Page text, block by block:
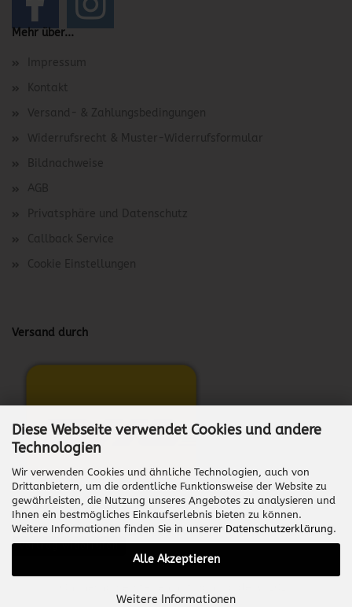
Diese Webseite verwendet Cookies und andere
Technologien
Wir verwenden Cookies und ähnliche Technologien, auch von
Drittanbietern, um die ordentliche Funktionsweise der Website zu
gewährleisten, die Nutzung unseres Angebotes zu analysieren und
Ihnen ein bestmögliches Einkaufserlebnis bieten zu können.
Weitere Informationen finden Sie in unserer Datenschutzerklärung.
Alle Akzeptieren
Weitere Informationen
Mehr über...
Impressum
Kontakt
Versand- & Zahlungsbedingungen
Widerrufsrecht & Muster-Widerrufsformular
Bildnachweise
AGB
Privatsphäre und Datenschutz
Callback Service
Cookie Einstellungen
Versand durch
Vertrag widerrufen